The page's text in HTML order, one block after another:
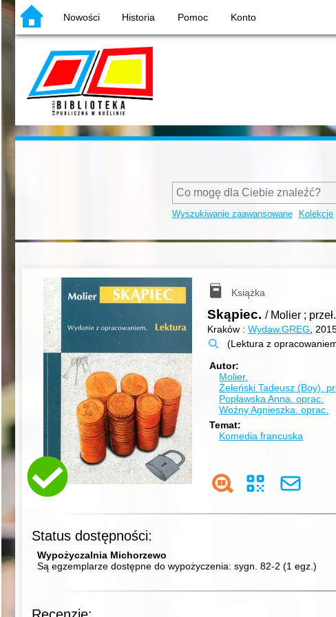
Nowości Historia Pomoc Konto
Wyszukiwanie zaawansowane Kolekcje
Książka
Skąpiec./ Molier ;
Kraków :Wydaw.GREG ,
(Lektura z
Autor
Molier.
Żeleński Tadeusz (Boy).
Popławska Anna.oprac.
Woźny Agnieszka.oprac.
Temat
Komedia francuska
Status dostępności:
Wypożyczalnia Michorzewo
Są egzemplarze dostępne do wypożyczenia: sygn. 82-2 (1 egz. )
Recenzje: